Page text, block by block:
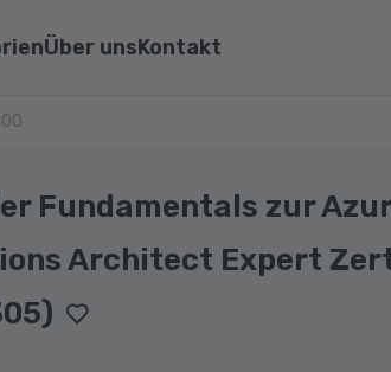
& Medizin
Über unsKontakt
Fundamentals zur
Architect Expert